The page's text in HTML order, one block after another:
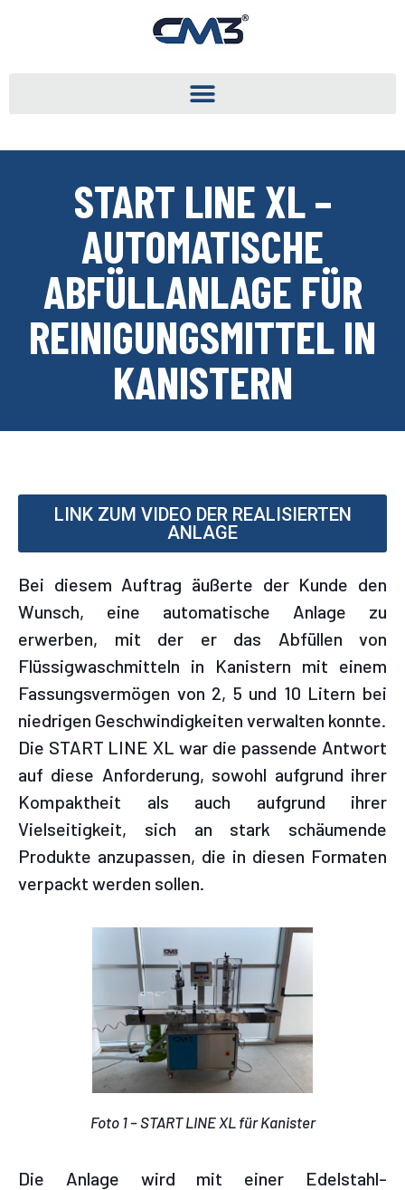
START LINE XL –
AUTOMATISCHE
ABFÜLLANLAGE FÜR
REINIGUNGSMITTEL IN
KANISTERN
LINK ZUM VIDEO DER REALISIERTEN
ANLAGE
Bei diesem Auftrag äußerte der Kunde den
Wunsch, eine automatische Anlage zu
erwerben, mit der er das Abfüllen von
Flüssigwaschmitteln in Kanistern mit einem
Fassungsvermögen von 2, 5 und 10 Litern bei
niedrigen Geschwindigkeiten verwalten konnte.
Die START LINE XL war die passende Antwort
auf diese Anforderung, sowohl aufgrund ihrer
Kompaktheit als auch aufgrund ihrer
Vielseitigkeit, sich an stark schäumende
Produkte anzupassen, die in diesen Formaten
verpackt werden sollen.
Foto 1 – START LINE XL für Kanister
Die Anlage wird mit einer Edelstahl-